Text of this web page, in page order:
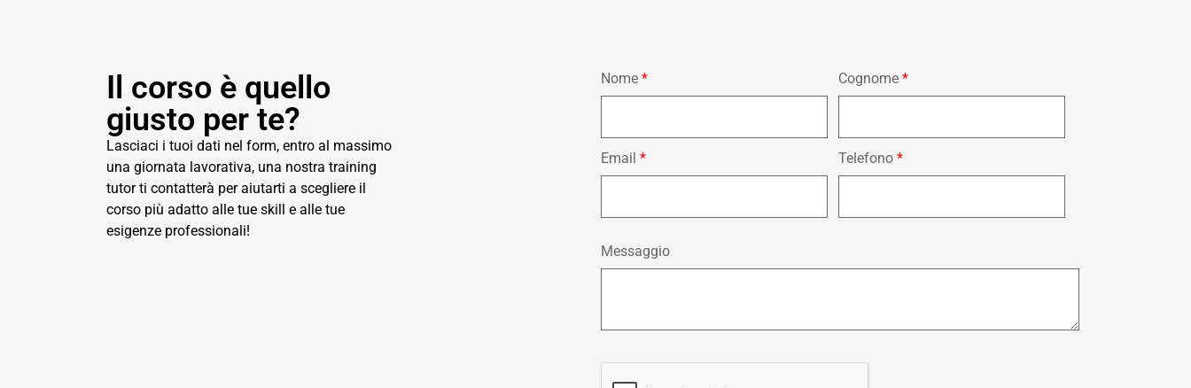
Il corso è quello
giusto per te?
Lasciaci i tuoi dati nel form, entro al massimo
una giornata lavorativa, una nostra training
tutor ti contatterà per aiutarti a scegliere il
corso più adatto alle tue skill e alle tue
esigenze professionali!
Nome * Cognome *
Email * Telefono *
Messaggio